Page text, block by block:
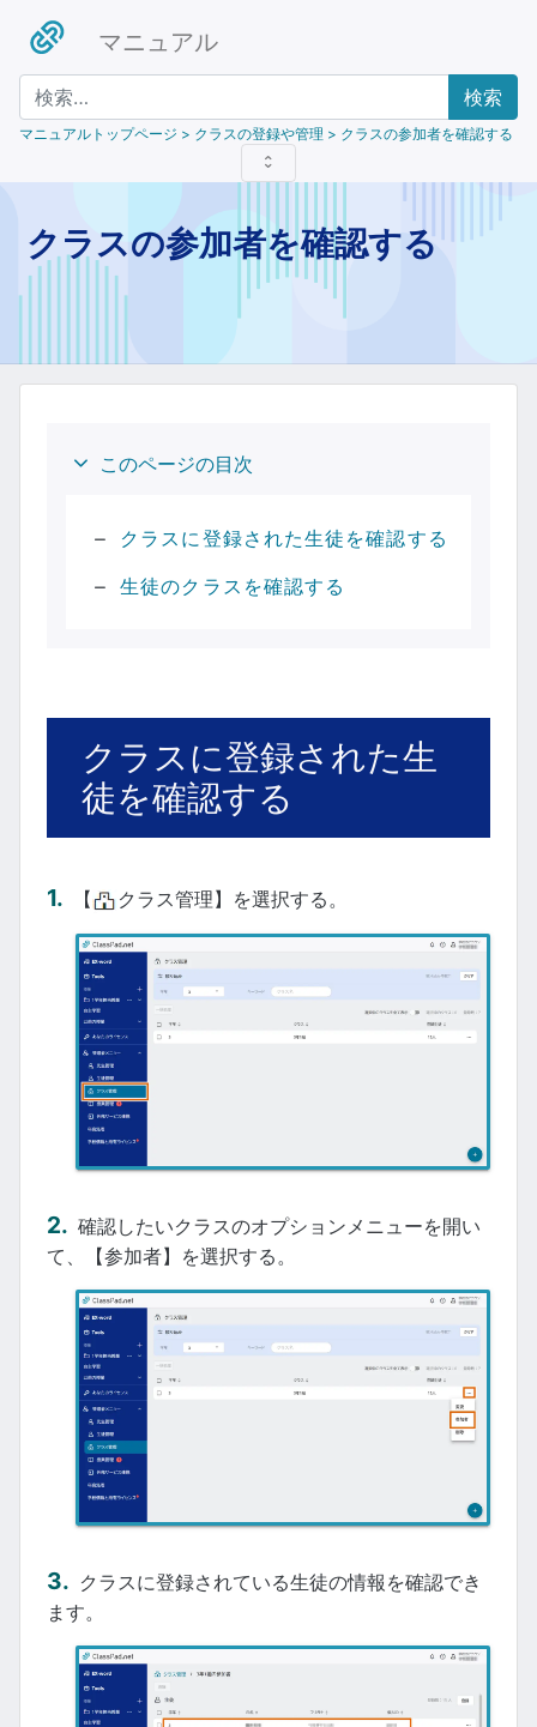
マニュアル
検索
マニュアルトップページ > クラスの登録や管理 > クラスの参加者を確認する
クラスの参加者を確認する
このページの目次
クラスに登録された生徒を確認する
生徒のクラスを確認する
クラスに登録された生
徒を確認する
【 クラス管理】を選択する。
確認したいクラスのオプションメニューを開い
て、【参加者】を選択する。
クラスに登録されている生徒の情報を確認でき
ます。